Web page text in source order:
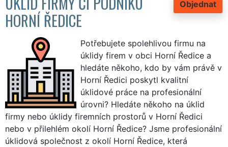
Objednat
HORNÍ ŘEDICE
Potřebujete spolehlivou firmu na
úklidy firem v obci Horní Ředice a
hledáte někoho, kdo by vám právě v
Horní Ředici poskytl kvalitní
úklidové práce na profesionální
úrovni? Hledáte někoho na úklid
firmy nebo úklidy firemních prostorů v Horní Ředici
nebo v přilehlém okolí Horní Ředice? Jsme profesionální
úklidová společnost z okolí Horní Ředice, která